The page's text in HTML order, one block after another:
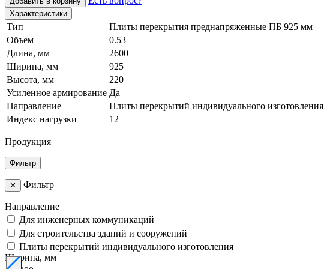
Характеристики
Тип
Плиты перекрытия преднапряженные ПБ 925 мм
Объем
0.53
Длина, мм
2600
Ширина, мм
925
Высота, мм
220
Усиленное армирование Да
Направление
Плиты перекрытий индивидуального изготовления
Индекс нагрузки
12
Продукция
Фильтр
✕ Фильтр
Направление
Для инженерных коммуникаций
Для строительства зданий и сооружений
Плиты перекрытий индивидуального изготовления
Ширина, мм